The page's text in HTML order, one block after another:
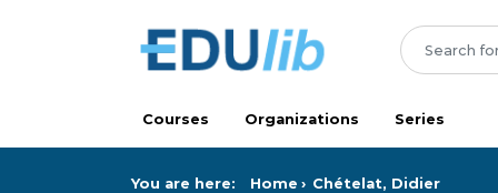
Courses Organizations Series
You are here: Home Chételat, Didier